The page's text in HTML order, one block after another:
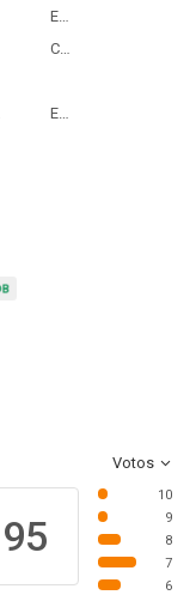
Estreno
Copia Física
Estreno
Votos
10
9
8
7
6